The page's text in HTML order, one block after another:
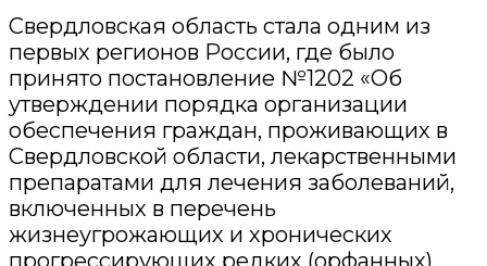
Свердловская область стала одним из
первых регионов России, где было
принято постановление №1202 «Об
утверждении порядка организации
обеспечения граждан, проживающих в
Свердловской области, лекарственными
препаратами для лечения заболеваний,
включенных в перечень
жизнеугрожающих и хронических
прогрессирующих редких (орфанных)